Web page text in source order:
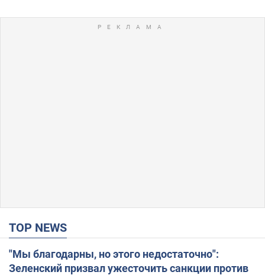
TOP NEWS
"Мы благодарны, но этого недостаточно":
Зеленский призвал ужесточить санкции против